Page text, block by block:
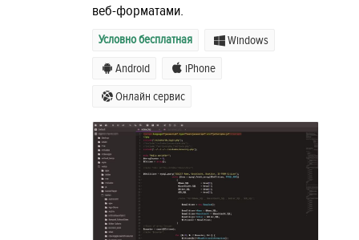
веб-форматами.
Условно бесплатная Windows
Android iPhone
Онлайн сервис